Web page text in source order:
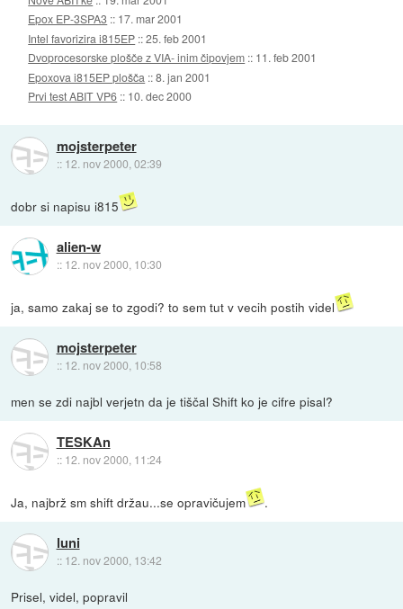
Epox EP-3SPA3 :: 17. mar 2001
Intel favorizira i815EP ::25. feb 2001
Dvoprocesorske plošče z VIA- inim čipovjem :: 11. feb 2001
Epoxova i815EP plošča ::8. jan 2001
Prvi test ABIT VP6 :: 10. dec 2000
mojsterpeter
:: 12. nov 2000, 02:39
dobr si napisu i815
alien-w
:: 12. nov 2000, 10:30
ja, samo zakaj se to zgodi? to sem tut v vecih postih videl
mojsterpeter
:: 12. nov 2000, 10:58
men se zdi najbl verjetn da je tiščal Shift ko je cifre pisal?
TESKAn
:: 12. nov 2000, 11:24
Ja, najbrž sm shift držau...se opravičujem .
luni
:: 12. nov 2000, 13:42
Prisel, videl, popravil